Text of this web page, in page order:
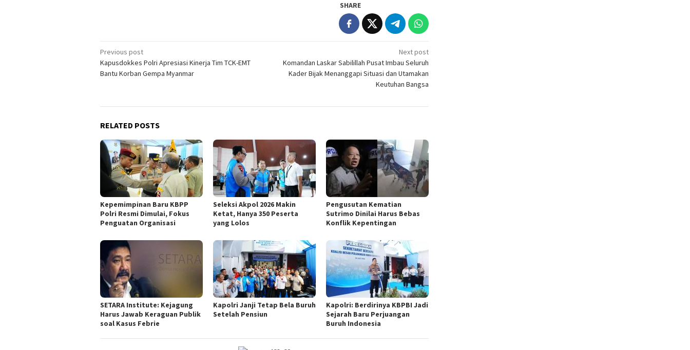
SHARE
Post
navigation
Previous post
Kapusdokkes Polri Apresiasi Kinerja Tim TCK-EMT
Bantu Korban Gempa Myanmar
Next post
Komandan Laskar Sabilillah Pusat Imbau Seluruh
Kader Bijak Menanggapi Situasi dan Utamakan
Keutuhan Bangsa
RELATED POSTS
Kepemimpinan Baru KBPP
Polri Resmi Dimulai, Fokus
Penguatan Organisasi
Seleksi Akpol 2026 Makin
Ketat, Hanya 350 Peserta
yang Lolos
Pengusutan Kematian
Sutrimo Dinilai Harus Bebas
Konflik Kepentingan
SETARA Institute: Kejagung
Harus Jawab Keraguan Publik
soal Kasus Febrie
Kapolri Janji Tetap Bela Buruh
Setelah Pensiun
Kapolri: Berdirinya KBPBI Jadi
Sejarah Baru Perjuangan
Buruh Indonesia